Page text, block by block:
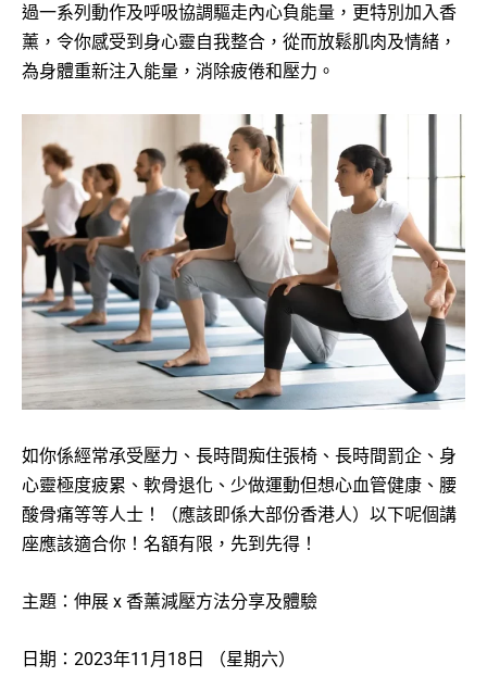
過一系列動作及呼吸協調驅走內心負能量，更特別加入香
薰，令你感受到身心靈自我整合，從而放鬆肌肉及情緒，
為身體重新注入能量，消除疲倦和壓力。
如你係經常承受壓力、長時間痴住張椅、長時間罰企、身
心靈極度疲累、軟骨退化、少做運動但想心血管健康、腰
酸骨痛等等人士！（應該即係大部份香港人）以下呢個講
座應該適合你！名額有限，先到先得！
主題：伸展 x 香薰減壓方法分享及體驗
日期：2023年11月18日 （星期六）